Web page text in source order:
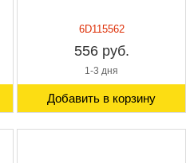
6D115562
556 руб.
1-3 дня
Добавить в корзину